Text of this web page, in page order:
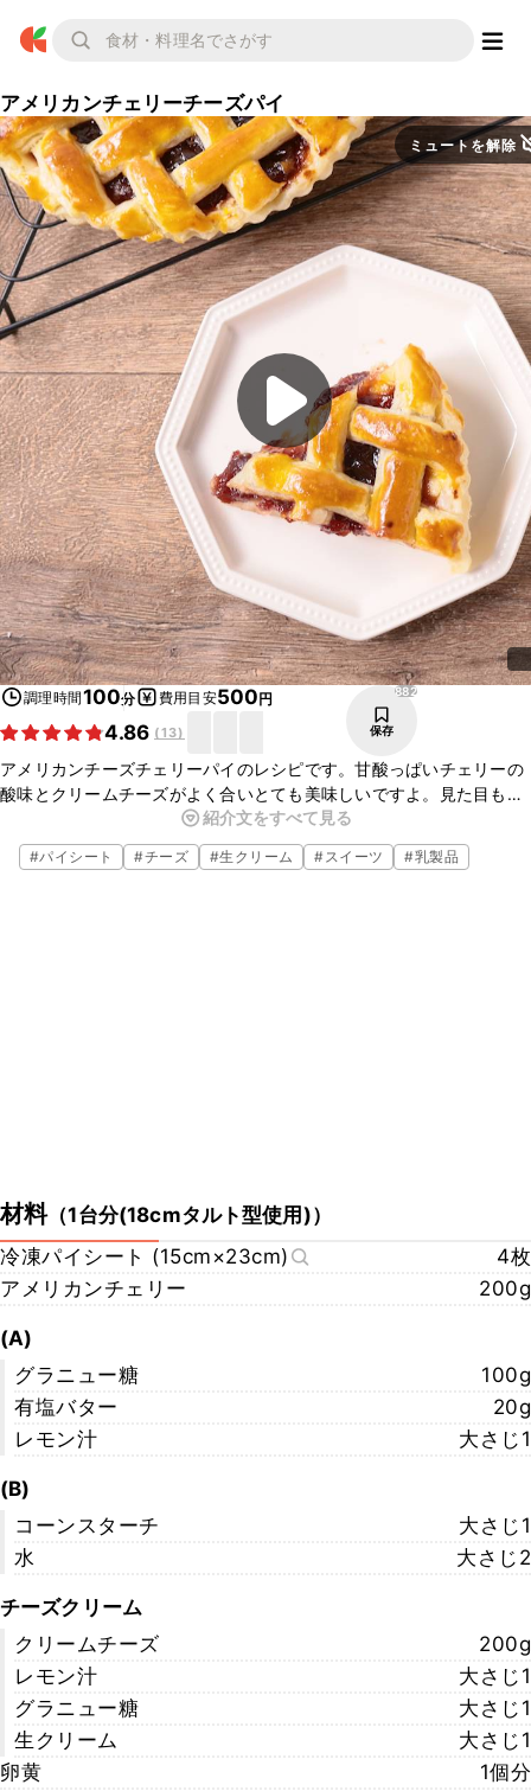
アメリカンチェリーチーズパイ
ミュートを解除
調理時間100分 費用目安500円
4.86 (13)
882
保存
アメリカンチーズチェリーパイのレシピです。甘酸っぱいチェリーの
酸味とクリームチーズがよく合いとても美味しいですよ。見た目も
とってもかわいいのでパーティなどにもオススメです。冷凍パイシー
トを使ってお手軽にできるのでぜひ一度作ってみてくださいね。
紹介文をすべて見る
#パイシート #チーズ #生クリーム #スイーツ #乳製品
材料（1台分(18cmタルト型使用)）
冷凍パイシート (15cm×23cm)
4枚
アメリカンチェリー
200g
(A)
グラニュー糖
100g
有塩バター
20g
レモン汁
大さじ1
(B)
コーンスターチ
大さじ1
水
大さじ2
チーズクリーム
クリームチーズ
200g
レモン汁
大さじ1
グラニュー糖
大さじ1
生クリーム
大さじ1
卵黄
1個分